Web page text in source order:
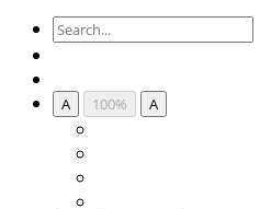
A 100% A